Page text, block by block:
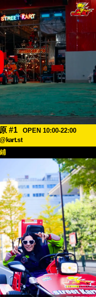
#1
OPEN 10:00-22:00
價格
常見問題
預訂
東京 秋葉原 #1
東京 澀谷
東京灣